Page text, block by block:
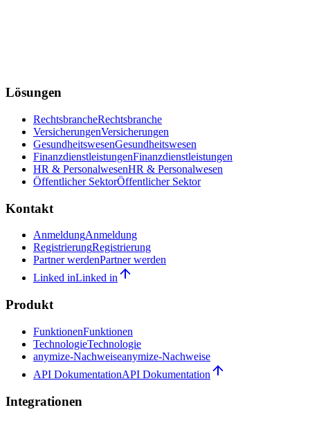
Lösungen
RechtsbrancheRechtsbranche
VersicherungenVersicherungen
GesundheitswesenGesundheitswesen
FinanzdienstleistungenFinanzdienstleistungen
HR & PersonalwesenHR & Personalwesen
Öffentlicher SektorÖffentlicher Sektor
Kontakt
AnmeldungAnmeldung
RegistrierungRegistrierung
Partner werdenPartner werden
Linked inLinked in
Produkt
FunktionenFunktionen
TechnologieTechnologie
anymize-Nachweiseanymize-Nachweise
API DokumentationAPI Dokumentation
Integrationen